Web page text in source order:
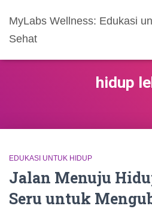
MyLabs Wellness: Edukasi
Sehat
hidup
EDUKASI UNTUK HIDUP
Jalan Menuju
Seru untuk